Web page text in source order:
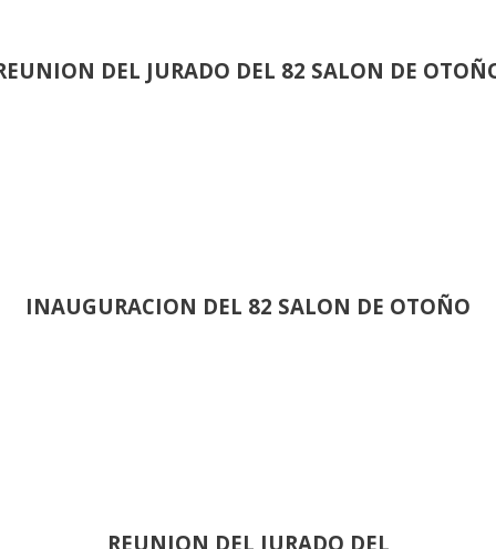
DEL JURADO DEL 82 SALON DE
INAUGURACION DEL 82 SALON DE OTOÑO
REUNION DEL JURADO DEL